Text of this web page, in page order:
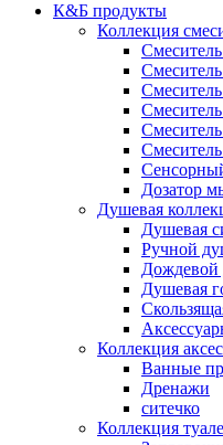
К&Б продукты
Коллекция
Дозатор
Душевая
Душевая
Ручной
Душевая
Коллекция
Ванные
Дренажи
ситечко
Коллекция